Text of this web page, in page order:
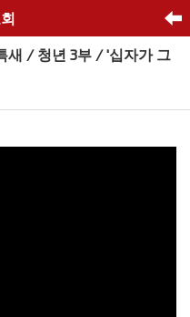
새 / 청년 3부 / '십자가 그